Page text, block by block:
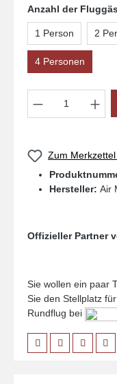
Anzahl der
1 Person 2
4 Personen
Produkt
Zum
Hersteller: Air
Offizieller Partner
Sie wollen ein paar
Sie den Stellplatz
Rundflug bei